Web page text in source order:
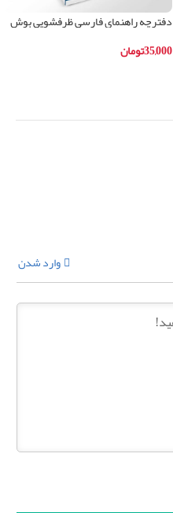
دفترچه راهنمای فارسی ظرفشویی بوش
35,000تومان
وارد شدن